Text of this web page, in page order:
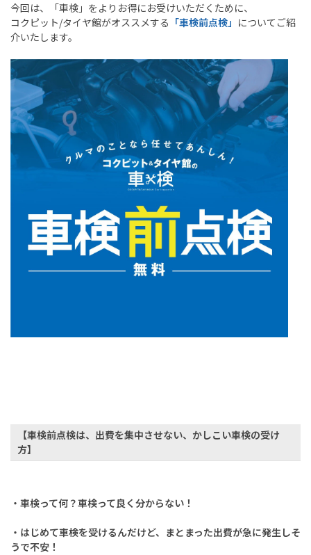
今回は、「車検」をよりお得にお受けいただくために、
コクピット/タイヤ館がオススメする 「車検前点検」 についてご紹
介いたします。
【車検前点検は、出費を集中させない、かしこい車検の受け
方】
・車検って何？車検って良く分からない！
・はじめて車検を受けるんだけど、まとまった出費が急に発生しそ
うで不安！